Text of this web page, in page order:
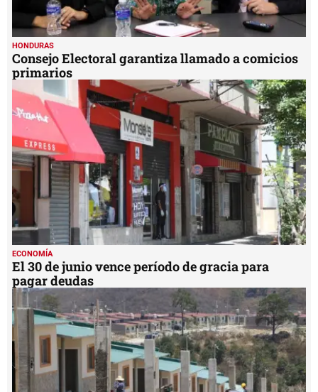
HONDURAS
Consejo Electoral garantiza llamado a comicios
primarios
ECONOMÍA
El 30 de junio vence período de gracia para
pagar deudas